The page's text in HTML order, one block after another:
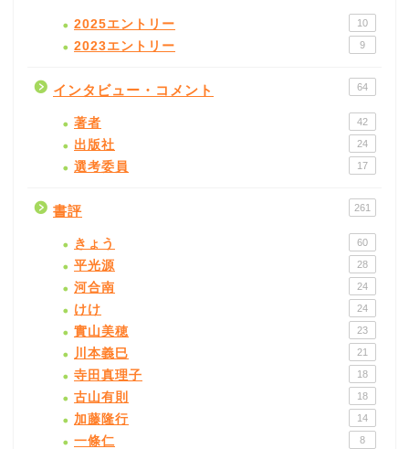
2025エントリー 10
2023エントリー 9
インタビュー・コメント 64
著者 42
出版社 24
選考委員 17
書評 261
きょう 60
平光源 28
河合南 24
けけ 24
實山美穂 23
川本義巳 21
寺田真理子 18
古山有則 18
加藤隆行 14
一條仁 8